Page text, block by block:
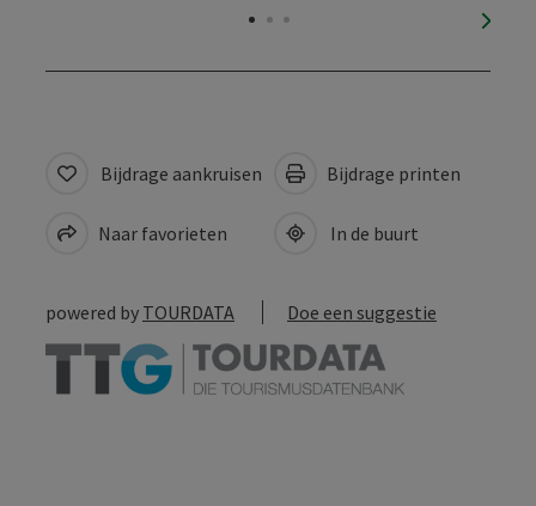
Bijdrage aankruisen
Naar favorieten
Bijdrage printen
In de buurt
powered by TOURDATA Doe een suggestie